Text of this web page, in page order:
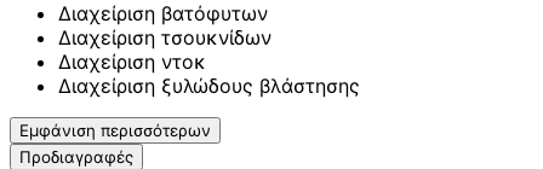
Διαχείριση βατόφυτων
Διαχείριση τσουκνίδων
Διαχείριση ντοκ
Διαχείριση ξυλώδους βλάστησης
Εμφάνιση περισσότερων
Προδιαγραφές